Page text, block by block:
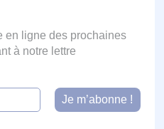
en ligne des prochaines
à notre lettre